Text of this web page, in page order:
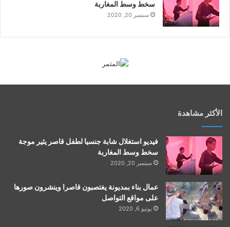
سخط وسط المغاربة
سبتمبر 20, 2020
الأكثر مشاهدة
فيديو استغلال شابة جنسيا لطفل قاصر يثير موجة
سخط وسط المغاربة
سبتمبر 20, 2020
عمال بناء بمديونة يغتصبون قاصرا وينشرون صورها
على مواقع التواصل
يونيو 6, 2020